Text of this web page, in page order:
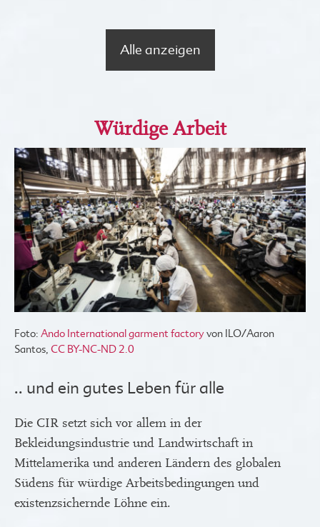
Alle anzeigen
Würdige Arbeit
Foto: Ando International garment factoryvon ILO/Aaron
Santos, CC BY-NC-ND 2.0
.. und ein gutes Leben für alle
Die CIR setzt sich vor allem in der
Bekleidungsindustrie und Landwirtschaft in
Mittelamerika und anderen Ländern des globalen
Südens für würdige Arbeitsbedingungen und
existenzsichernde Löhne ein.